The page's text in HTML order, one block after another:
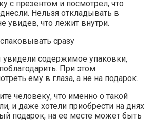
с презентом и посмотрел, что
Нельзя откладывать в
увидев, что лежит внутри.
сразу
увидели содержимое упаковки,
При этом
ему в глаза, а не на подарок.
человеку, что именно о такой
и даже хотели приобрести на днях
подарок, на ее месте может быть